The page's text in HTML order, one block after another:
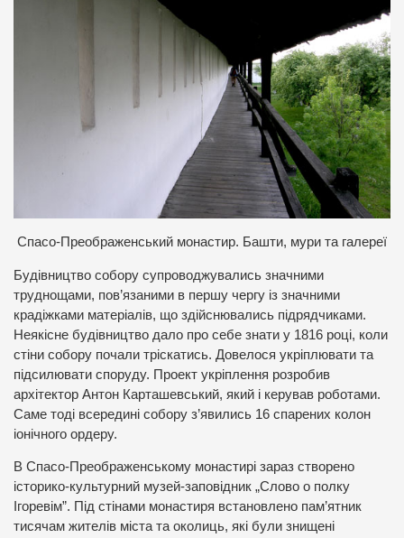
Спасо-Преображенський монастир. Башти, мури та галереї
Будівництво собору супроводжувались значними
труднощами, пов’язаними в першу чергу із значними
крадіжками матеріалів, що здійснювались підрядчиками.
Неякісне будівництво дало про себе знати у 1816 році, коли
стіни собору почали тріскатись. Довелося укріплювати та
підсилювати споруду. Проект укріплення розробив
архітектор Антон Карташевський, який і керував роботами.
Саме тоді всередині собору з’явились 16 спарених колон
іонічного ордеру.
В Спасо-Преображенському монастирі зараз створено
історико-культурний музей-заповідник „Слово о полку
Ігоревім”. Під стінами монастиря встановлено пам’ятник
тисячам жителів міста та околиць, які були знищені